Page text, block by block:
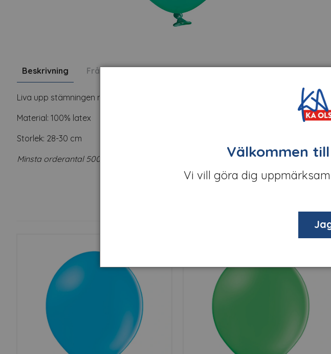
Beskrivning Fråga om produkt
Liva upp stämningen med ballonger! Special Minty Green är en frisk mintgrön ballong.
Material: 100% latex
Storlek: 28-30 cm
Minsta orderantal 500 st ballonger. Går att mixa färger enligt önskemål. Kontakta
Välkommen till
Vi vill göra dig